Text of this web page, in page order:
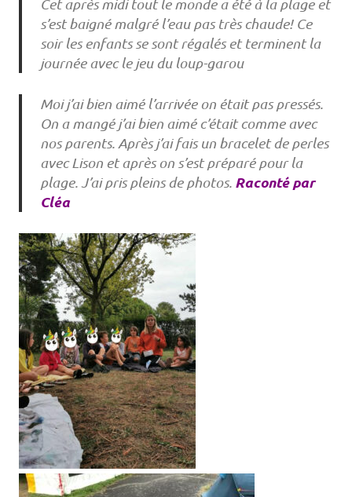
Cet après midi tout le monde a été à la plage et
s’est baigné malgré l’eau pas très chaude! Ce
soir les enfants se sont régalés et terminent la
journée avec le jeu du loup-garou
Moi j’ai bien aimé l’arrivée on était pas pressés.
On a mangé j’ai bien aimé c’était comme avec
nos parents. Après j’ai fais un bracelet de perles
avec Lison et après on s’est préparé pour la
plage. J’ai pris pleins de photos. Raconté par
Cléa